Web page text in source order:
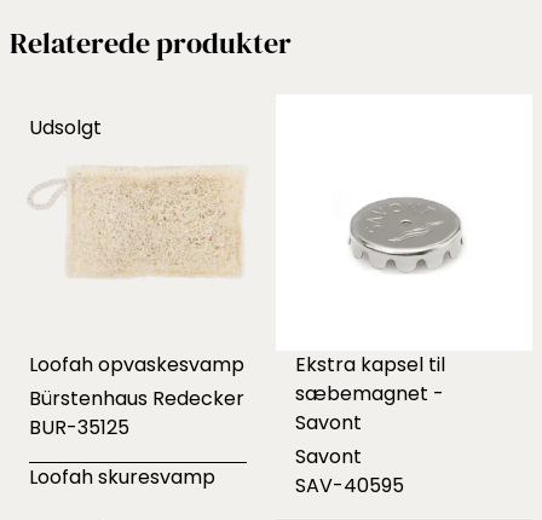
Relaterede produkter
Udsolgt
Loofah opvaskesvamp
Bürstenhaus Redecker
BUR-35125
Loofah skuresvamp
Ekstra kapsel til
sæbemagnet -
Savont
Savont
SAV-40595